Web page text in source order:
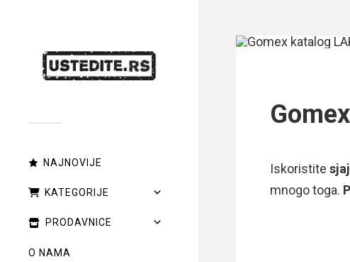
NAJNOVIJE
KATEGORIJE
PRODAVNICE
O NAMA
Iskoristite
mnogo toga.